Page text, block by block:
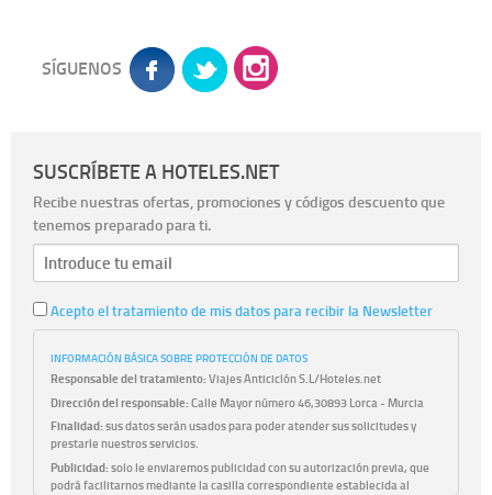
SÍGUENOS
SUSCRÍBETE A HOTELES.NET
Recibe nuestras ofertas, promociones y códigos descuento que
tenemos preparado para ti.
Acepto el tratamiento de mis datos para recibir la Newsletter
INFORMACIÓN BÁSICA SOBRE PROTECCIÓN DE DATOS
Responsable del tratamiento:Viajes Anticiclón S.L/Hoteles.net
Dirección del responsable:Calle Mayor número 46,30893 Lorca - Murcia
Finalidad:sus datos serán usados para poder atender sus solicitudes y
prestarle nuestros servicios.
Publicidad:solo le enviaremos publicidad con su autorización previa, que
podrá facilitarnos mediante la casilla correspondiente establecida al